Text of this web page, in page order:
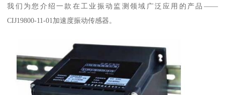
我们为您介绍一款在工业振动监测领域广泛应用的产品——
CIJ19800-11-01加速度振动传感器。